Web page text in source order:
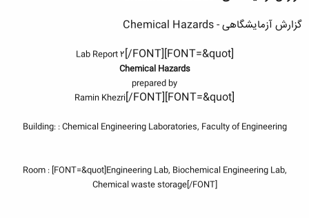
گزارش آزمایشگاهی - Chemical Hazards
[FONT=&quot]
Lab Report 2[/FONT]
Chemical Hazards
prepared by
[FONT=&quot]
Ramin Khezri[/FONT]
Building: : Chemical Engineering Laboratories, Faculty of Engineering
Room : [FONT=&quot]Engineering Lab, Biochemical Engineering Lab,
Chemical waste storage[/FONT]